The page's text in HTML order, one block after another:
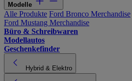
Modelle
Alle Produkte Ford Bronco Merchandise
Ford Mustang Merchandise
Büro & Schreibwaren
Modellautos
Geschenkefinder
Hybrid & Elektro